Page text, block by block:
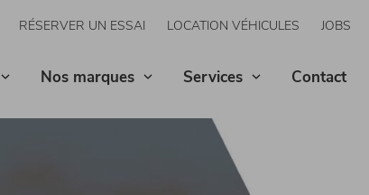
RÉSERVER UN ESSAI LOCATION VÉHICULES JOBS
Nos marques Services Contact